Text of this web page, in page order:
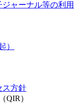
ャーナル等の利用
）
ス方針
QIR）